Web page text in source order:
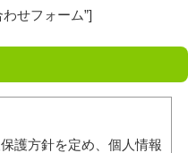
せフォーム”]
護方針を定め、個人情報